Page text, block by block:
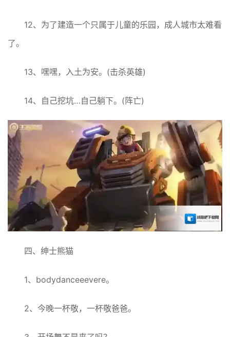
12、为了建造一个只属于儿童的乐园，成人城市太难看
了。
13、嘿嘿，入土为安。(击杀英雄)
14、自己挖坑…自己躺下。(阵亡)
四、绅士熊猫
1、bodydanceeevere。
2、今晚一杯敬，一杯敬爸爸。